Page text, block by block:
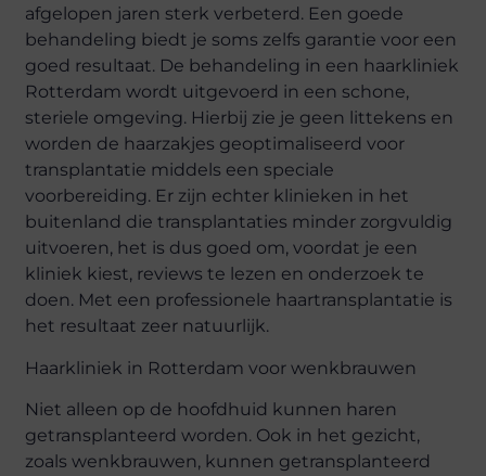
afgelopen jaren sterk verbeterd. Een goede
behandeling biedt je soms zelfs garantie voor een
goed resultaat. De behandeling in een haarkliniek
Rotterdam wordt uitgevoerd in een schone,
steriele omgeving. Hierbij zie je geen littekens en
worden de haarzakjes geoptimaliseerd voor
transplantatie middels een speciale
voorbereiding. Er zijn echter klinieken in het
buitenland die transplantaties minder zorgvuldig
uitvoeren, het is dus goed om, voordat je een
kliniek kiest, reviews te lezen en onderzoek te
doen. Met een professionele haartransplantatie is
het resultaat zeer natuurlijk.
Haarkliniek in Rotterdam voor wenkbrauwen
Niet alleen op de hoofdhuid kunnen haren
getransplanteerd worden. Ook in het gezicht,
zoals wenkbrauwen, kunnen getransplanteerd